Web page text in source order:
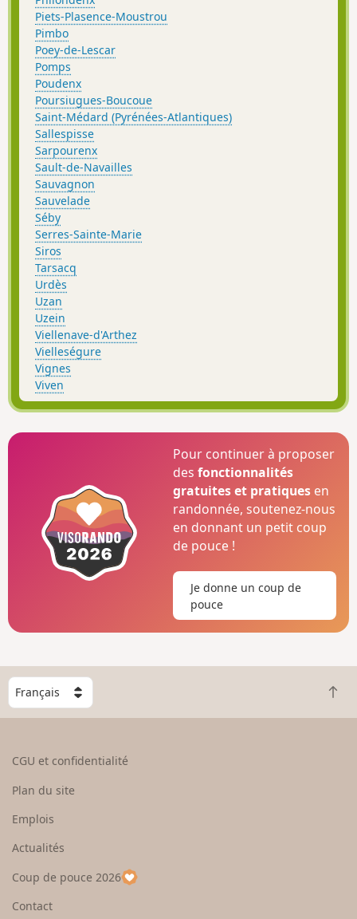
Piets-Plasence-Moustrou
Pimbo
Poey-de-Lescar
Pomps
Poudenx
Poursiugues-Boucoue
Saint-Médard (Pyrénées-Atlantiques)
Sallespisse
Sarpourenx
Sault-de-Navailles
Sauvagnon
Sauvelade
Séby
Serres-Sainte-Marie
Siros
Tarsacq
Urdès
Uzan
Uzein
Viellenave-d'Arthez
Vielleségure
Vignes
Viven
Pour continuer à proposer
desfonctionnalités
gratuites et pratiques en
randonnée, soutenez-nous
en donnant un petit coup
de pouce !
Je donne un coup de
pouce
C
o
e
u
p
a
R
e
CGU et confidentialité
Plan du site
Emplois
Actualités
Coup de pouce 2026
Contact